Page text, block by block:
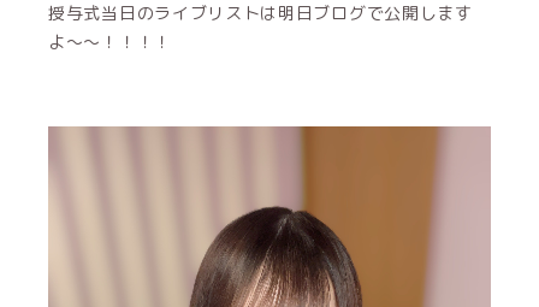
授与式当日のライブリストは明日ブログで公開します
よ〜〜！！！！